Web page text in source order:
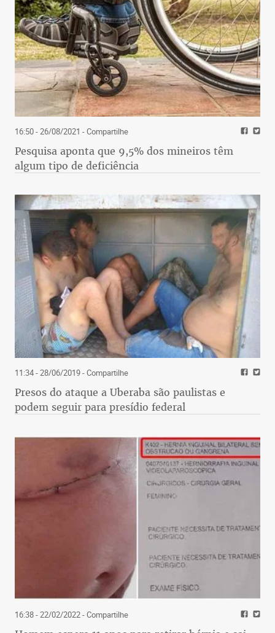
16:50 - 26/08/2021 - Compartilhe
Pesquisa aponta que 9,5% dos mineiros têm
algum tipo de deficiência
11:34 - 28/06/2019- Compartilhe
Presos do ataque a Uberaba são paulistas e
podem seguir para presídio federal
16:38 - 22/02/2022- Compartilhe